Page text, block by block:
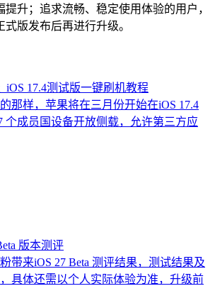
升；追求流畅、稳定使用体验的用户，
版发布后再进行升级。
17.4测试版一键刷机教程
那样，苹果将在三月份开始在iOS 17.4
个成员国设备开放侧载，允许第三方应
版本测评
带来iOS 27 Beta 测评结果，测试结果及
具体还需以个人实际体验为准，升级前